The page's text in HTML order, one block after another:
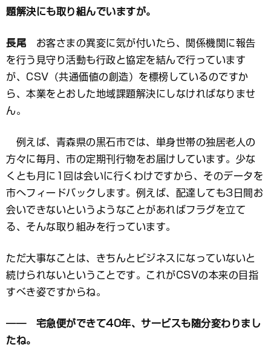
題解決にも取り組んでいますが。
長尾 お客さまの異変に気が付いたら、関係機関に報告
を行う見守り活動も行政と協定を結んで行っています
が、CSV（共通価値の創造）を標榜しているのですか
ら、本業をとおした地域課題解決にしなければなりませ
ん。
例えば、青森県の黒石市では、単身世帯の独居老人の
方々に毎月、市の定期刊行物をお届けしています。少な
くとも月に1回は会いに行くわけですから、そのデータを
市へフィードバックします。例えば、配達しても3日間お
会いできないというようなことがあればフラグを立て
る、そんな取り組みを行っています。
ただ大事なことは、きちんとビジネスになっていないと
続けられないということです。これがCSVの本来の目指
すべき姿ですからね。
―― 宅急便ができて40年、サービスも随分変わりまし
たね。